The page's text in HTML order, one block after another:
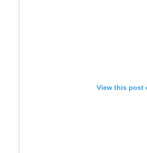
View this post